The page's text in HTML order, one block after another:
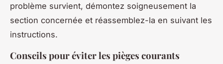
problème survient, démontez soigneusement la
section concernée et réassemblez-la en suivant les
instructions.
Conseils pour éviter les pièges courants